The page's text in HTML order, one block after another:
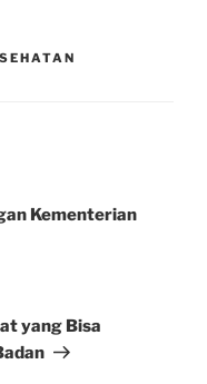
Kementerian
yang Bisa